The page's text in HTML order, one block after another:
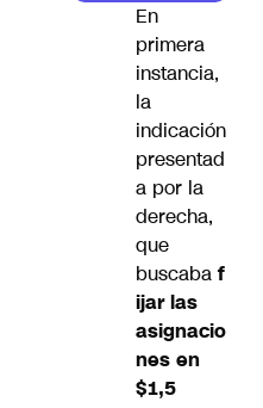
En
primera
instancia,
la
indicación
presentad
a por la
derecha,
que
buscaba f
ijar las
asignacio
nes en
$1,5